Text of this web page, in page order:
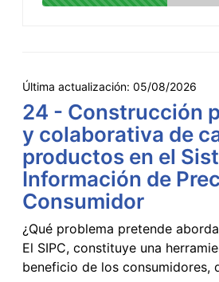
Última actualización: 05/08/2026
24 - Construcción
y colaborativa de
productos en el
Información de
Consumidor
¿Qué problema pretende
El SIPC, constituye una
beneficio de los consumidores,